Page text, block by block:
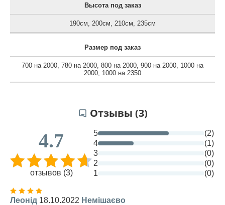
Высота под заказ
190см 200см 210см 235см
Размер под заказ
700 на 2000 780 на 2000 800 на 2000 900 на 2000 1000 на
2000 1000 на 2350
Отзывы (3)
4.7
отзывов (3)
5
(2)
4
(1)
3
(0)
2
(0)
1
(0)
Леонід 18.10.2022 Немішаєво